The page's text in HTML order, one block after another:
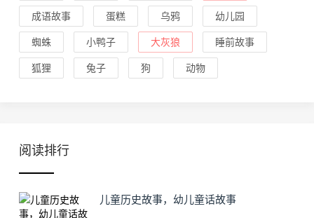
成语故事 蛋糕 乌鸦 幼儿园
蜘蛛 小鸭子 大灰狼 睡前故事
狐狸 兔子 狗 动物
阅读排行
儿童历史故事，幼儿童话故事